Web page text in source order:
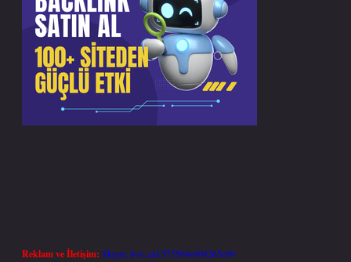
Reklam ve İletişim: Skype: live:.cid.575569c608265c69